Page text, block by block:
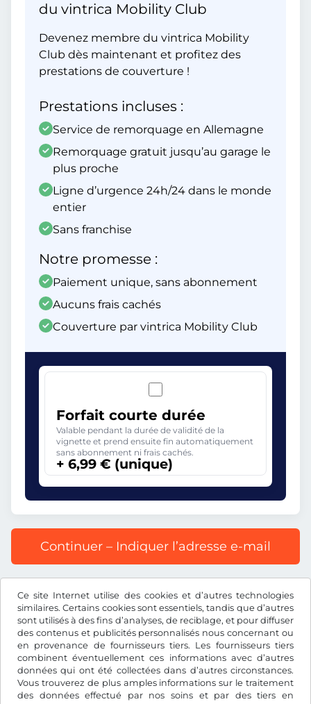
Ce site Internet utilise des cookies et d’autres technologies
similaires. Certains cookies sont essentiels, tandis que d’autres
sont utilisés à des fins d’analyses, de reciblage, et pour diffuser
des contenus et publicités personnalisés nous concernant ou
en provenance de fournisseurs tiers. Les fournisseurs tiers
combinent éventuellement ces informations avec d’autres
données qui ont été collectées dans d’autres circonstances.
Vous trouverez de plus amples informations sur le traitement
des données effectué par nos soins et par des tiers en
du vintrica Mobility Club
Devenez membre du vintrica Mobility
Club dès maintenant et profitez des
prestations de couverture !
Prestations incluses :
Service de remorquage en Allemagne
Remorquage gratuit jusqu’au garage le
plus proche
Ligne d’urgence 24h/24 dans le monde
entier
Sans franchise
Notre promesse :
Paiement unique, sans abonnement
Aucuns frais cachés
Couverture par vintrica Mobility Club
Forfait courte durée
Valable pendant la durée de validité de la
vignette et prend ensuite fin automatiquement
sans abonnement ni frais cachés.
+ 6,99 € (unique)
Continuer – Indiquer l’adresse e-mail
compris les frais d’enregistrement et la TVA.
€EUR